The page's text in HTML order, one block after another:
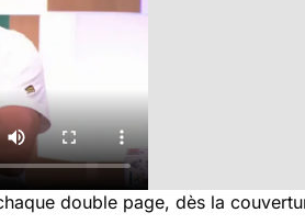
double page, dès la